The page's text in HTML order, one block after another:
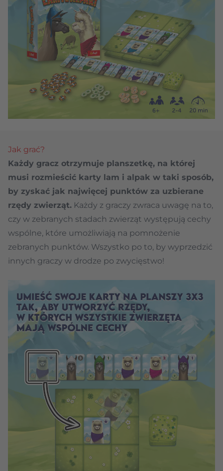
Jak grać?
Każdy gracz otrzymuje planszetkę, na której
musi rozmieścić karty lam i alpak w taki sposób,
by zyskać jak najwięcej punktów za uzbierane
rzędy zwierząt. Każdy z graczy zwraca uwagę na to,
czy w zebranych stadach zwierząt występują cechy
wspólne, które umożliwiają na pomnożenie
zebranych punktów. Wszystko po to, by wyprzedzić
innych graczy w drodze po zwycięstwo!